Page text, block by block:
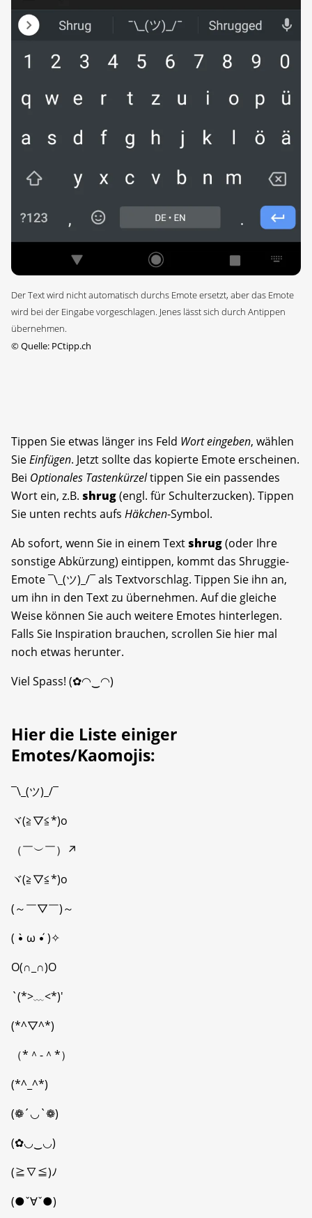
Der Text wird nicht automatisch durchs Emote ersetzt, aber das Emote
wird bei der Eingabe vorgeschlagen. Jenes lässt sich durch Antippen
übernehmen.
©Quelle: PCtipp.ch
Tippen Sie etwas länger ins Feld Wort eingeben, wählen
SieEinfügen. Jetzt sollte das kopierte Emote erscheinen.
Bei Optionales Tastenkürzeltippen Sie ein passendes
Wort ein, z.B. shrug(engl. für Schulterzucken). Tippen
Sie unten rechts aufs Häkchen-Symbol.
Ab sofort, wenn Sie in einem Text shrug(oder Ihre
sonstige Abkürzung) eintippen, kommt das Shruggie-
Emote ¯\_(ツ)_/¯ als Textvorschlag. Tippen Sie ihn an,
um ihn in den Text zu übernehmen. Auf die gleiche
Weise können Sie auch weitere Emotes hinterlegen.
Falls Sie Inspiration brauchen, scrollen Sie hier mal
noch etwas herunter.
Viel Spass! (✿◠‿◠)
Hier die Liste einiger
Emotes/Kaomojis:
¯\_(ツ)_/¯
ヾ(≧▽≦*)o
（￣︶￣）↗
ヾ(≧▽≦*)o
(～￣▽￣)～
( •̀ ω •́ )✧
O(∩_∩)O
`(*>﹏<*)′
(*^▽^*)
（*＾-＾*）
(*^_^*)
(❁´◡`❁)
(✿◡‿◡)
(≧∇≦)ﾉ
(●ˇ∀ˇ●)